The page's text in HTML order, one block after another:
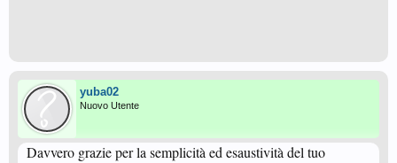
yuba02
Nuovo Utente
Davvero grazie per la semplicità ed esaustività del tuo